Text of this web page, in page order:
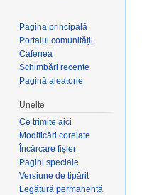
Pagina principală
Portalul comunității
Cafenea
Schimbări recente
Pagină aleatorie
Unelte
Ce trimite aici
Modificări corelate
Încărcare fișier
Pagini speciale
Versiune de tipărit
Legătură permanentă